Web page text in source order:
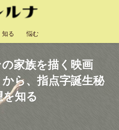
知る 悩む
の家族を描く映画
から、指点字誕生秘
知る